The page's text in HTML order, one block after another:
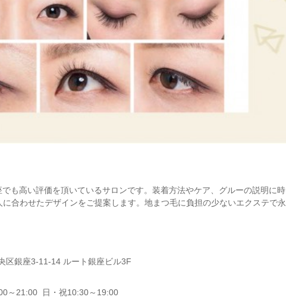
も高い評価を頂いているサロンです。装着方法やケア、グルーの説明に時
に合わせたデザインをご提案します。地まつ毛に負担の少ないエクステで永
銀座3-11-14 ルート銀座ビル3F
～21:00 日・祝10:30～19:00